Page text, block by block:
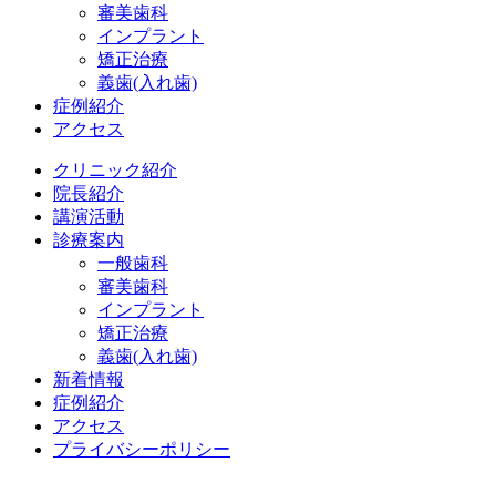
審美歯科
インプラント
矯正治療
義歯(入れ歯)
症例紹介
アクセス
クリニック紹介
院長紹介
講演活動
診療案内
一般歯科
審美歯科
インプラント
矯正治療
義歯(入れ歯)
新着情報
症例紹介
アクセス
プライバシーポリシー